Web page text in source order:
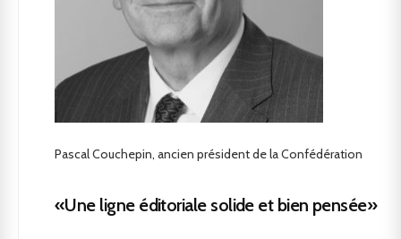
Pascal Couchepin, ancien président de la Confédération
«Une ligne éditoriale solide et bien pensée»